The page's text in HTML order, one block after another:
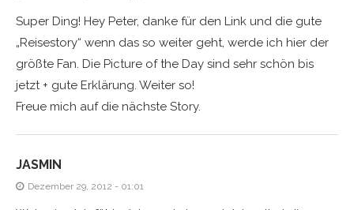
Super Ding! Hey Peter, danke für den Link und die gute
„Reisestory“ wenn das so weiter geht, werde ich hier der
größte Fan. Die Picture of the Day sind sehr schön bis
jetzt + gute Erklärung. Weiter so!
Freue mich auf die nächste Story.
JASMIN
Dezember 29, 2012 - 01:01